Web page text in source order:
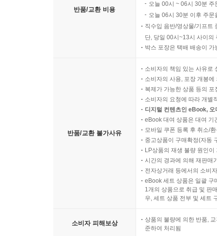
반품/교환 비용
오늘 00시 ~ 06시 30분
오늘 06시 30분 이후 주
직수입 음반/영상물/기프트
단, 당일 00시~13시 사이의
박스 포장은 택배 배송이
반품/교환 불가사유
소비자의 책임 있는 사유로
소비자의 사용, 포장 개봉
복제가 가능한 상품 등의
소비자의 요청에 따라 개별
디지털 컨텐츠인 eBook,
eBook 대여 상품은 대여 기
모바일 쿠폰 등록 후 취소/
중고상품이 구매확정(자동
LP상품의 재생 불량 원인
시간의 경과에 의해 재판매
전자상거래 등에서의 소비
eBook 세트 상품은 일괄 구
1개의 상품으로 취급 및 판
우, 세트 상품 전부 및 세트
소비자 피해보상
상품의 불량에 의한 반품,
준하여 처리됨